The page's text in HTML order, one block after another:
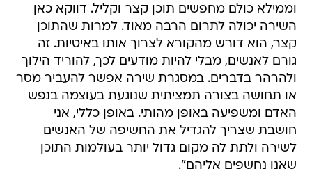
וממילא כולם מחפשים תוכן קצר וקליל. דווקא כאן
השירה יכולה לתרום הרבה מאוד. למרות שהתוכן
קצר, הוא דורש מהקורא לצרוך אותו באיטיות. זה
גורם לאנשים, מבלי להיות מודעים לכך, להוריד הילוך
ולהרהר בדברים. במסגרת שירה אפשר להעביר מסר
או תחושה בצורה תמציתית שנוגעת בעוצמה בנפש
האדם ומשפיעה באופן מהותי. באופן כללי, אני
חושבת שצריך להגדיל את החשיפה של האנשים
לשירה ולתת לה מקום גדול יותר בעולמות התוכן
שאנו נחשפים אליהם".